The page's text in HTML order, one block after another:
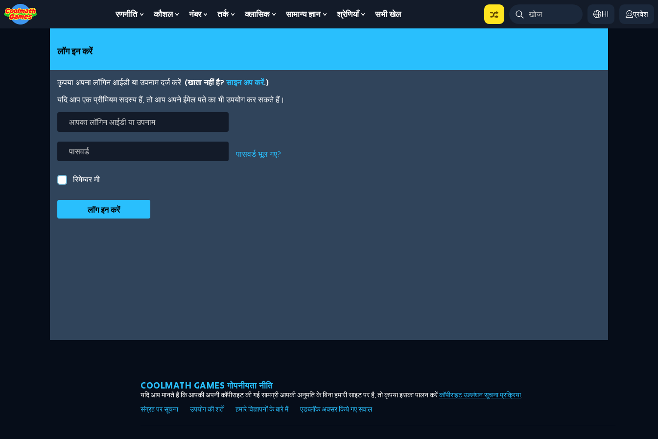
Skip
to
Top
Skip
to
Navigation
Skip
to
Main
Skip
to
Footer
Skip
to
main
रणनीति
Show
Submenu
कौशल
Show
Submenu
नंबर
Show
Submenu
तर्क
Show
Submenu
क्लासिक
Show
Submenu
सामान्य ज्ञान
Show
Submenu
श्रेणियाँ
Show
Submenu
सभी खेल HI प्रवेश
लॉग इन करें
कृपया अपना लॉगिन आईडी या उपनाम दर्ज करें. (खाता नहीं है?साइन अप करें.)
यदि आप एक प्रीमियम सदस्य हैं, तो आप अपने ईमेल पते का भी उपयोग कर सकते हैं।
लॉगिन
या
उपनाम
पासवर्ड भूल गए?
रिमेम्बर मी
COOLMATH GAMES गोपनीयता नीति
यदि आप मानते हैं कि आपकी अपनी कॉपीराइट की गई सामग्री आपकी अनुमति के बिना हमारी साइट पर है, तो कृपया इसका पालन करेंकॉपीराइट उल्लंघन सूचना प्रक्रिया.
संग्रह पर सूचना
उपयोग की शर्तें हमारे विज्ञापनों के बारे में एडब्लॉक अक्सर किये गए सवाल